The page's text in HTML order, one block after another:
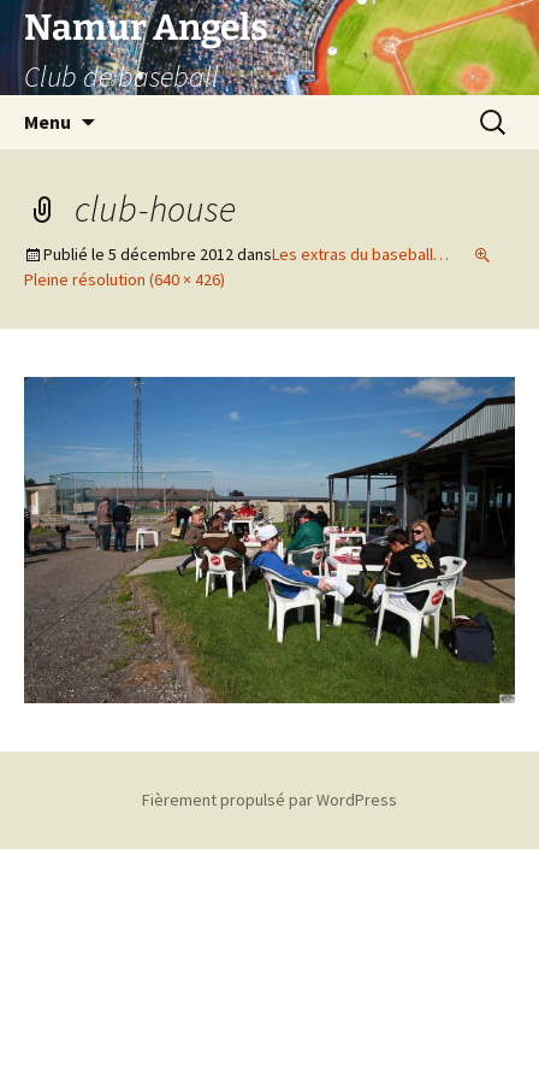
Aller
au
contenu
Namur Angels
Club de baseball
Menu
club-house
Publié le 5 décembre 2012dansLes extras du baseball…
Pleine résolution (640 × 426)
Fièrement propulsé par WordPress